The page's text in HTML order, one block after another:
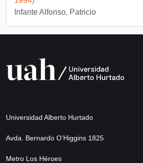
Infante Alfonso, Patricio
Universidad Alberto Hurtado
Avda. Bernardo O’Higgins 1825
Metro Los Héroes